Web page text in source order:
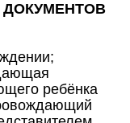
ребёнка